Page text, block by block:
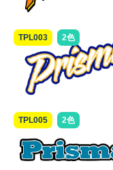
TPL003 2色
TPL005 2色